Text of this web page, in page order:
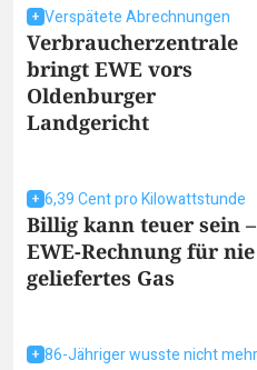
Verspätete Abrechnungen
Verbraucherzentrale
bringt EWE vors
Oldenburger
Landgericht
6,39 Cent pro Kilowattstunde
Billig kann teuer sein –
EWE-Rechnung für nie
geliefertes Gas